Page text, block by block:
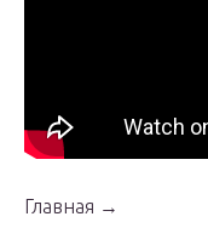
Главная →